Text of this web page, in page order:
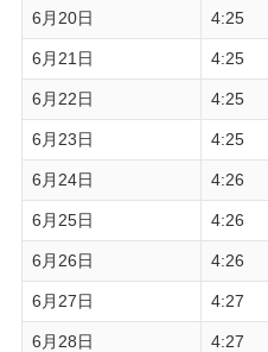
6月20日 4:25
6月21日 4:25
6月22日 4:25
6月23日 4:25
6月24日 4:26
6月25日 4:26
6月26日 4:26
6月27日 4:27
6月28日 4:27